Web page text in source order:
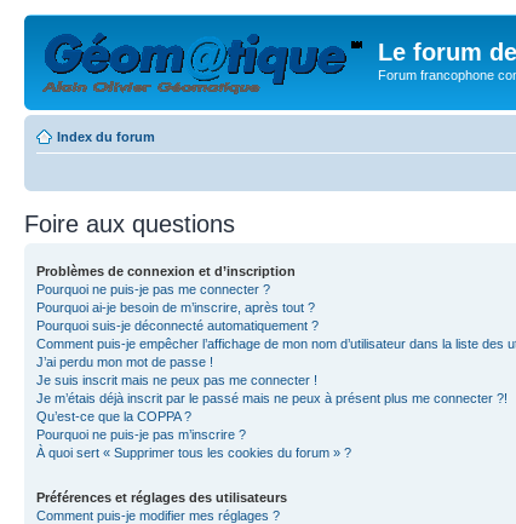
Le forum
Forum francophone
Index du forum
Foire aux questions
Problèmes de connexion et d’inscription
Pourquoi ne puis-je pas me connecter ?
Pourquoi ai-je besoin de m’inscrire, après tout ?
Pourquoi suis-je déconnecté automatiquement ?
Comment puis-je empêcher l’affichage de mon nom d’utilisateur dans la liste des
J’ai perdu mon mot de passe !
Je suis inscrit mais ne peux pas me connecter !
Je m’étais déjà inscrit par le passé mais ne peux à présent plus me connecter ?!
Qu’est-ce que la COPPA ?
Pourquoi ne puis-je pas m’inscrire ?
À quoi sert « Supprimer tous les cookies du forum » ?
Préférences et réglages des utilisateurs
Comment puis-je modifier mes réglages ?